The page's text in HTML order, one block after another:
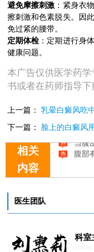
避免摩擦刺激 ：紧身衣
擦刺激和色素脱失。因
免过紧的腰带。
定期体检：定期进行身
健康问题。
本广告仅供医学药
书或者在药师指导下
上一篇： 乳晕白癜风吃
下一篇： 脸上的白癜风
相关
内容
当腹
腹部
医生团队
科室